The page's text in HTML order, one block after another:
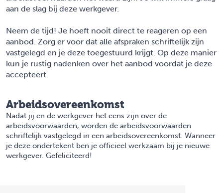
aan de slag bij deze werkgever.
Neem de tijd! Je hoeft nooit direct te reageren op een
aanbod. Zorg er voor dat alle afspraken schriftelijk zijn
vastgelegd en je deze toegestuurd krijgt. Op deze manier
kun je rustig nadenken over het aanbod voordat je deze
accepteert.
Arbeidsovereenkomst
Nadat jij en de werkgever het eens zijn over de
arbeidsvoorwaarden, worden de arbeidsvoorwaarden
schriftelijk vastgelegd in een arbeidsovereenkomst. Wanneer
je deze ondertekent ben je officieel werkzaam bij je nieuwe
werkgever. Gefeliciteerd!